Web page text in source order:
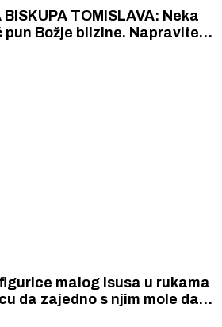
BISKUPA TOMISLAVA: Neka
pun Božje blizine. Napravite
malog Isusa u rukama
da zajedno s njim mole da